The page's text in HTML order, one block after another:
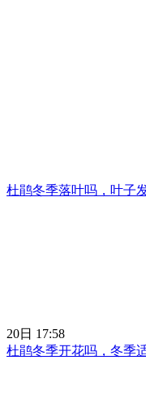
杜鹃冬季落叶吗，叶子
20日 17:58
杜鹃冬季开花吗，冬季